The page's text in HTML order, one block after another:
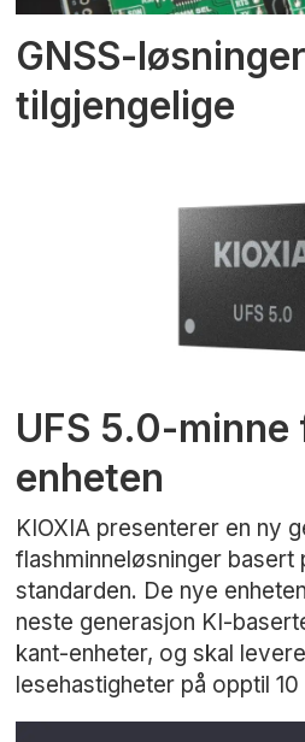
GNSS-
tilgjengelige
UFS 5.0-minne
enheten
KIOXIA presenterer en ny
flashminneløsninger basert
standarden. De nye
neste generasjon KI-
kant-enheter, og skal
lesehastigheter på opptil 10